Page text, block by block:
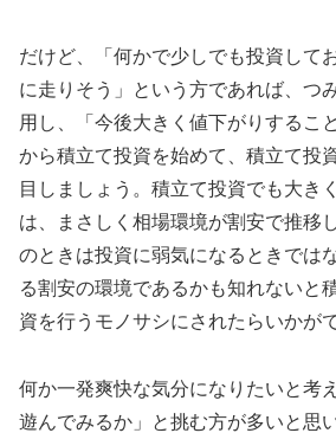
だけど、「何かで少しでも投資して
に走りそう」という方であれば、つ
用し、「今後大きく値下がりするこ
から積立て投資を始めて、積立て投
目しましょう。積立て投資でも大き
は、まさしく相場環境が割安で推移
のときは投資に弱気になるときでは
る割安の環境であるかも知れないと
資を行うモノサシにされたらいかが
何か一発爽快な気分になりたいと考
遊んでみるか」と挑む方が多いと思